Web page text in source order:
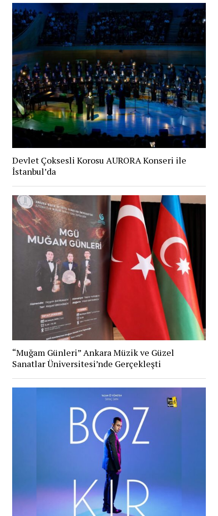
Devlet Çoksesli Korosu AURORA Konseri ile
İstanbul’da
“Muğam Günleri” Ankara Müzik ve Güzel
Sanatlar Üniversitesi’nde Gerçekleşti